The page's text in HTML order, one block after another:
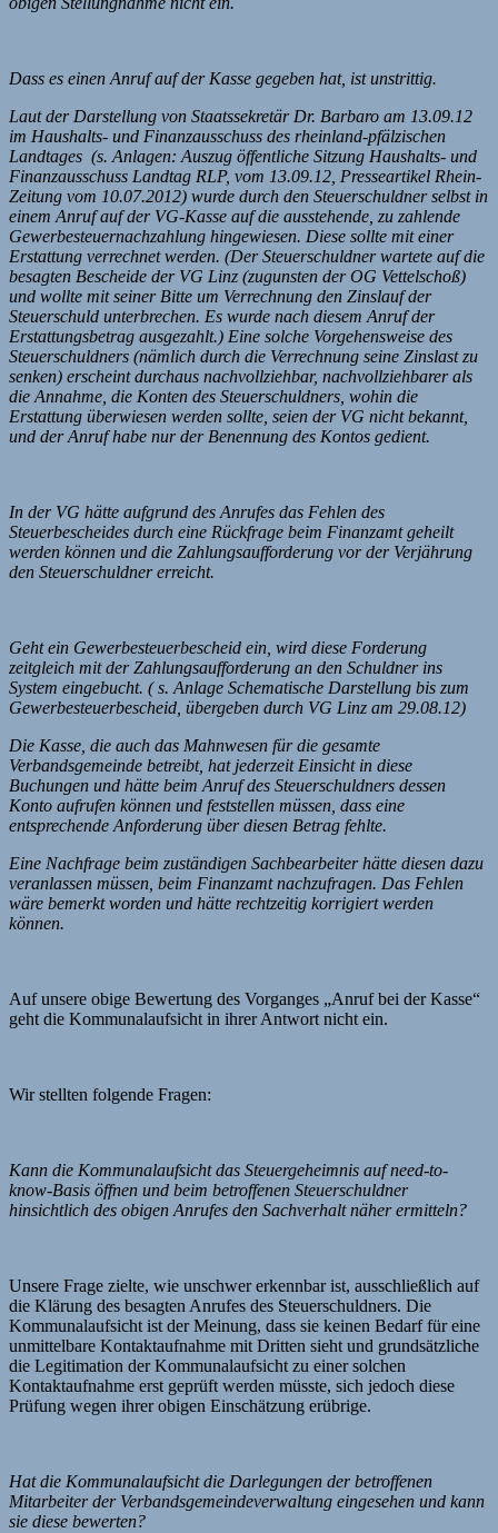
Dass es einen Anruf auf der Kasse gegeben hat, ist unstrittig.
Laut der Darstellung von Staatssekretär Dr. Barbaro am 13.09.12
im Haushalts- und Finanzausschuss des rheinland-pfälzischen
Landtages (s. Anlagen: Auszug öffentliche Sitzung Haushalts- und
Finanzausschuss Landtag RLP, vom 13.09.12, Presseartikel Rhein-
Zeitung vom 10.07.2012) wurde durch den Steuerschuldner selbst in
einem Anruf auf der VG-Kasse auf die ausstehende, zu zahlende
Gewerbesteuernachzahlung hingewiesen. Diese sollte mit einer
Erstattung verrechnet werden. (Der Steuerschuldner wartete auf die
besagten Bescheide der VG Linz (zugunsten der OG Vettelschoß)
und wollte mit seiner Bitte um Verrechnung den Zinslauf der
Steuerschuld unterbrechen. Es wurde nach diesem Anruf der
Erstattungsbetrag ausgezahlt.) Eine solche Vorgehensweise des
Steuerschuldners (nämlich durch die Verrechnung seine Zinslast zu
senken) erscheint durchaus nachvollziehbar, nachvollziehbarer als
die Annahme, die Konten des Steuerschuldners, wohin die
Erstattung überwiesen werden sollte, seien der VG nicht bekannt,
und der Anruf habe nur der Benennung des Kontos gedient.
In der VG hätte aufgrund des Anrufes das Fehlen des
Steuerbescheides durch eine Rückfrage beim Finanzamt geheilt
werden können und die Zahlungsaufforderung vor der Verjährung
den Steuerschuldner erreicht.
Geht ein Gewerbesteuerbescheid ein, wird diese Forderung
zeitgleich mit der Zahlungsaufforderung an den Schuldner ins
System eingebucht. ( s. Anlage Schematische Darstellung bis zum
Gewerbesteuerbescheid, übergeben durch VG Linz am 29.08.12)
Die Kasse, die auch das Mahnwesen für die gesamte
Verbandsgemeinde betreibt, hat jederzeit Einsicht in diese
Buchungen und hätte beim Anruf des Steuerschuldners dessen
Konto aufrufen können und feststellen müssen, dass eine
entsprechende Anforderung über diesen Betrag fehlte.
Eine Nachfrage beim zuständigen Sachbearbeiter hätte diesen dazu
veranlassen müssen, beim Finanzamt nachzufragen. Das Fehlen
wäre bemerkt worden und hätte rechtzeitig korrigiert werden
können.
Auf unsere obige Bewertung des Vorganges „Anruf bei der Kasse“
geht die Kommunalaufsicht in ihrer Antwort nicht ein.
Wir stellten folgende Fragen:
Kann die Kommunalaufsicht das Steuergeheimnis auf need-to-
know-Basis öffnen und beim betroffenen Steuerschuldner
hinsichtlich des obigen Anrufes den Sachverhalt näher ermitteln?
Unsere Frage zielte, wie unschwer erkennbar ist, ausschließlich auf
die Klärung des besagten Anrufes des Steuerschuldners. Die
Kommunalaufsicht ist der Meinung, dass sie keinen Bedarf für eine
unmittelbare Kontaktaufnahme mit Dritten sieht und grundsätzliche
die Legitimation der Kommunalaufsicht zu einer solchen
Kontaktaufnahme erst geprüft werden müsste, sich jedoch diese
Prüfung wegen ihrer obigen Einschätzung erübrige.
Hat die Kommunalaufsicht die Darlegungen der betroffenen
Mitarbeiter der Verbandsgemeindeverwaltung eingesehen und kann
sie diese bewerten?